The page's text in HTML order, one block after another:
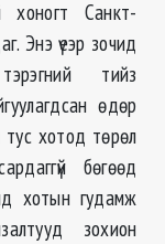
хоногт Санкт-
Энэ үеэр зочид
тийз
өдөр
хотод төрөл
бөгөөд
хотын гудамж
зохион